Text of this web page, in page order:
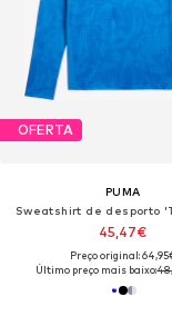
OFERTA
PUMA
Sweatshirt de desporto
45,47€
Preço original:
Último preço mais baixo: